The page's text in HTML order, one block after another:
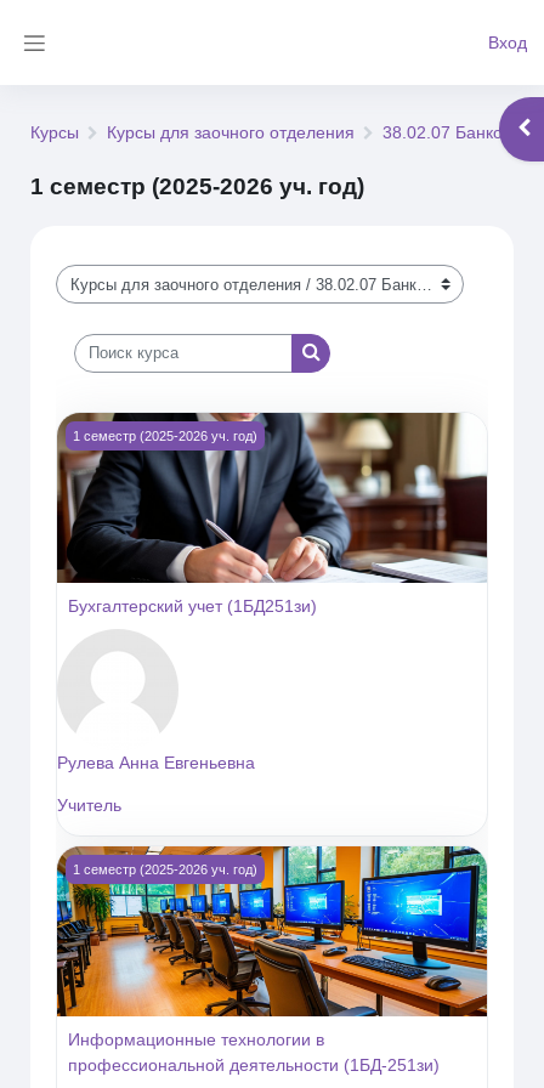
Вход
Курсы Курсы для заочного отделения 38.02.07
1 семестр (2025-2026 уч. год)
Категории курсов
Поиск курса
Поиск курса
Изображение курса Бухгалтерский учет (1БД251зи)
1 семестр (2025-2026 уч. год)
Бухгалтерский учет (1БД251зи)
Рулева Анна Евгеньевна
Учитель
Изображение курса Информационные технологии в
1 семестр (2025-2026 уч. год)
Информационные технологии в
профессиональной деятельности (1БД-251зи)